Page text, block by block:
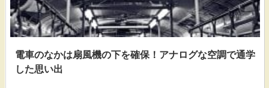
電車のなかは扇風機の下を確保！アナログな空調で通学
した思い出